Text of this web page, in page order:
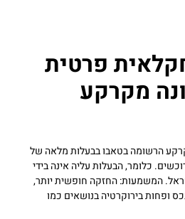
פרטית
מקרקע
הרשומה בטאבו בבעלות מלאה של
כלומר, הבעלות עליה אינה בידי
המשמעות: החזקה חופשית יותר,
ופחות בירוקרטיה בנושאים כמו